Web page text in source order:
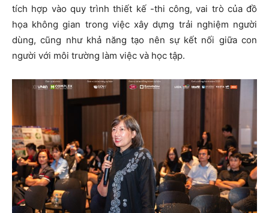
tích hợp vào quy trình thiết kế -thi công, vai trò của đồ
họa không gian trong việc xây dựng trải nghiệm người
dùng, cũng như khả năng tạo nên sự kết nối giữa con
người với môi trường làm việc và học tập.